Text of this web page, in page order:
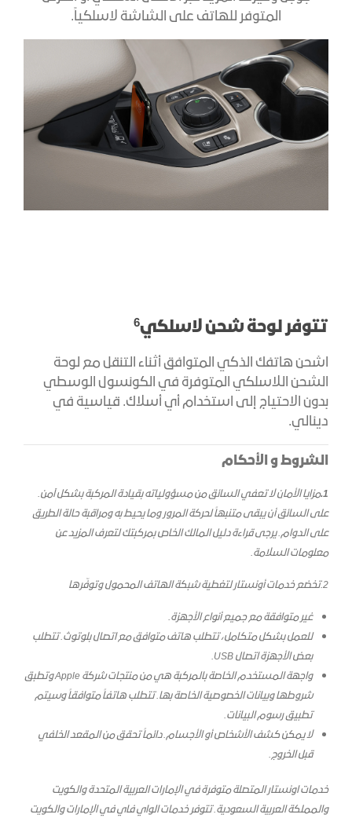
المتوفر للهاتف على الشاشة لاسلكياً.
تتوفر لوحة شحن لاسلكي6
اشحن هاتفك الذكي المتوافق أثناء التنقل مع لوحة
الشحن اللاسلكي المتوفرة في الكونسول الوسطي
بدون الاحتياج إلى استخدام أي أسلاك. قياسية في
دينالي.
الشروط و الأحكام
1.مزايا الأمان لا تعفي السائق من مسؤولياته بقيادة المركبة بشكل آمن.
على السائق أن يبقى متنبهاً لحركة المرور وما يحيط به ومراقبة حالة الطريق
على الدوام. يرجى قراءة دليل المالك الخاص بمركبتك لتعرف المزيد عن
معلومات السلامة.
2.تخضع خدمات أونستار لتغطية شبكة الهاتف المحمول وتوفّرها
غير متوافقة مع جميع أنواع الأجهزة.
للعمل بشكل متكامل، تتطلب هاتف متوافق مع اتصال بلوتوث. تتطلب
بعض الأجهزة اتصال USB.
واجهة المستخدم الخاصة بالمركبة هي من منتجات شركة Apple وتطبق
شروطها وبيانات الخصوصية الخاصة بها. تتطلب هاتفاً متوافقاً وسيتم
تطبيق رسوم البيانات.
لا يمكن كشف الأشخاص أو الأجسام. دائماً تحقق من المقعد الخلفي
قبل الخروج.
خدمات اونستار المتصلة متوفرة في الإمارات العربية المتحدة والكويت
والمملكة العربية السعودية. تتوفر خدمات الواي فاي في الإمارات والكويت